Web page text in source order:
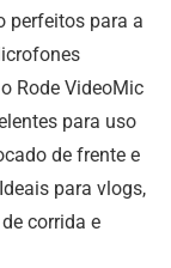
perfeitos para a
Rode VideoMic
para uso
de frente e
para vlogs,
corrida e